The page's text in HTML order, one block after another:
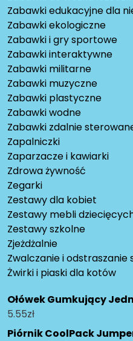
Zabawki edukacyjne dla
Zabawki ekologiczne
Zabawki i gry sportowe
Zabawki interaktywne
Zabawki militarne
Zabawki muzyczne
Zabawki plastyczne
Zabawki wodne
Zabawki zdalnie
Zapalniczki
Zaparzacze i kawiarki
Zdrowa żywność
Zegarki
Zestawy dla kobiet
Zestawy mebli
Zestawy szkolne
Zjeżdżalnie
Zwalczanie i odstraszanie
Żwirki i piaski dla kotów
Ołówek Gumkujący
5.55zł
Piórnik CoolPack